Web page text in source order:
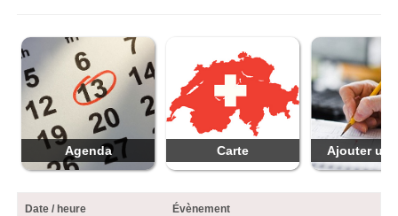
Agenda Carte Ajouter
Date / heure Évènement